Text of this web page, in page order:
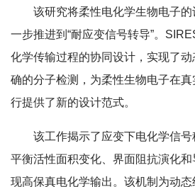
该研究将柔性电化学生物电子的
一步推进到“耐应变信号转导”。
化学传输过程的协同设计，实现了
确的分子检测，为柔性生物电子在
行提供了新的设计范式。
该工作揭示了应变下电化学信
平衡活性面积变化、界面阻抗演化
现高保真电化学输出。该机制为动